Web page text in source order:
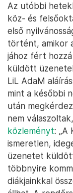
Az utóbbi
köz- és
első
történt, amikor
jához fért
küldött
LiL AdaM
mint a későbbi
után
nem
közleményt: „A
ismeretlen,
üzenetet
többnyire
diákjainkkal